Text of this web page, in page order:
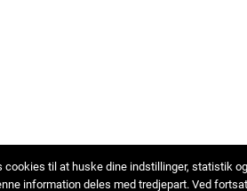
cookies til at huske dine indstillinger, statistik
information deles med tredjepart. Ved